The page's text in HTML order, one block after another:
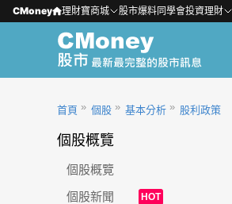
CMoney 理財寶商城 股市爆料同學會投資理財
首頁 個股 基本分析 股利政策
個股概覽
個股概覽
個股新聞
HOT